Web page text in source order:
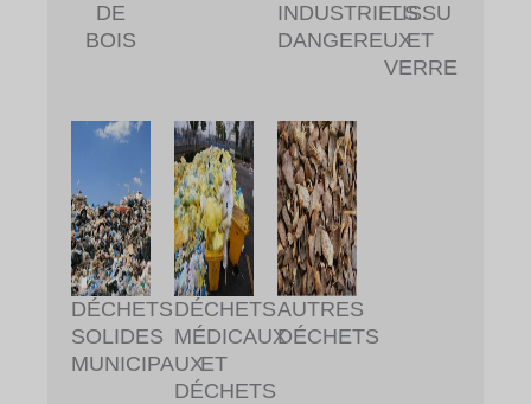
DE
BOIS
INDUSTRIELS
DANGEREUX
TISSU
ET
VERRE
DÉCHETS
SOLIDES
MUNICIPAUX
DÉCHETS
MÉDICAUX
ET
DÉCHETS
AUTRES
DÉCHETS